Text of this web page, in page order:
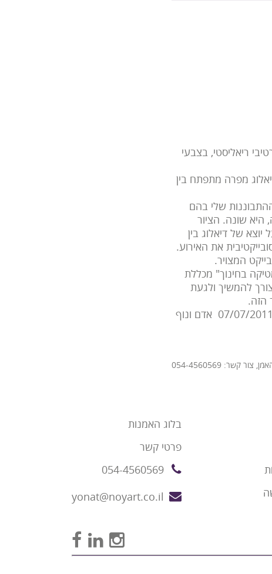
ריאליסטי, בצבעי
מפרה מתפתח בין
שלי בהם
היא שונה. הציור
של דיאלוג בין
את האירוע.
המצויר.
בחינוך" מכללת
להמשיך ולגעת
הזה.
השתתפתי בתערוכות יחיד : 4/11/2008 "נוף אנושי- נקודת מבט גלריית "הפואייה", 07/07/2011 אדם ונוף
054-4560569
בלוג האמנות
פרטי קשר
054-4560569
yonat@noyart.co.il